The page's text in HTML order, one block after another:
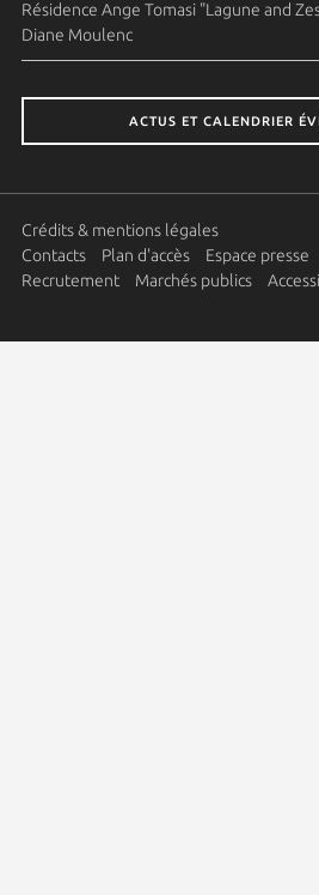
Résidence Ange Tomasi "Lagune and
Diane Moulenc
ACTUS ET CALENDRIER
Crédits & mentions légales
Contacts
Plan d'accès Espace presse
Recrutement
Marchés publics